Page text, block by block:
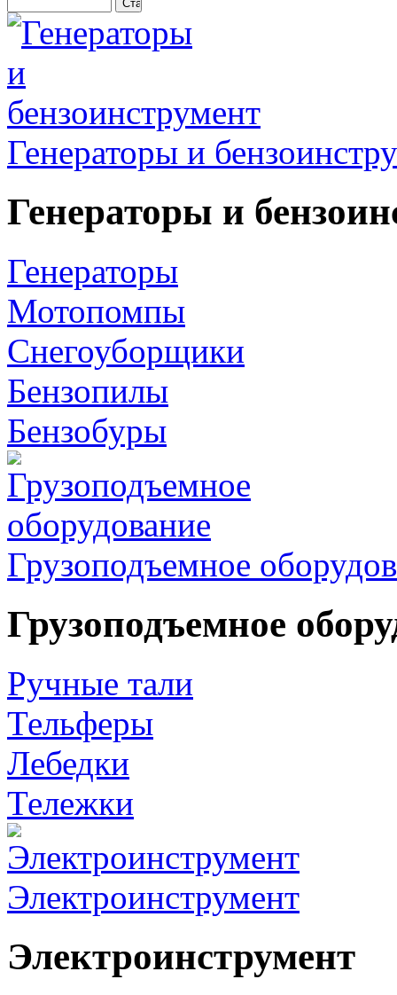
Генераторы и
Генераторы и
Генераторы
Мотопомпы
Снегоуборщики
Бензопилы
Бензобуры
Грузоподъемное
Грузоподъемное
Ручные тали
Тельферы
Лебедки
Тележки
Электроинструмент
Электроинструмент